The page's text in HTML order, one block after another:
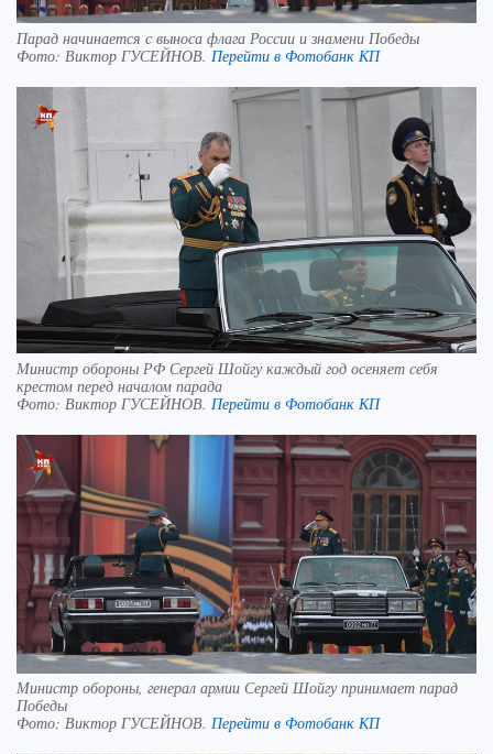
Парад начинается с выноса флага России и знамени Победы
Фото: Виктор ГУСЕЙНОВ. Перейти в Фотобанк КП
Министр обороны РФ Сергей Шойгу каждый год осеняет себя
крестом перед началом парада
Фото: Виктор ГУСЕЙНОВ. Перейти в Фотобанк КП
Министр обороны, генерал армии Сергей Шойгу принимает парад
Победы
Фото: Виктор ГУСЕЙНОВ. Перейти в Фотобанк КП